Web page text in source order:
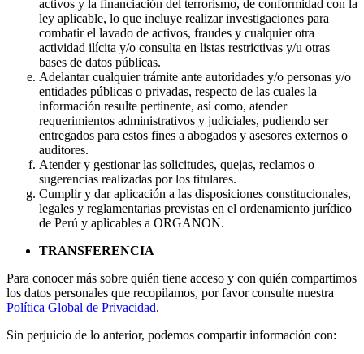
activos y la financiación del terrorismo, de conformidad con la
ley aplicable, lo que incluye realizar investigaciones para
combatir el lavado de activos, fraudes y cualquier otra
actividad ilícita y/o consulta en listas restrictivas y/u otras
bases de datos públicas.
Adelantar cualquier trámite ante autoridades y/o personas y/o
entidades públicas o privadas, respecto de las cuales la
información resulte pertinente, así como, atender
requerimientos administrativos y judiciales, pudiendo ser
entregados para estos fines a abogados y asesores externos o
auditores.
Atender y gestionar las solicitudes, quejas, reclamos o
sugerencias realizadas por los titulares.
Cumplir y dar aplicación a las disposiciones constitucionales,
legales y reglamentarias previstas en el ordenamiento jurídico
de Perú y aplicables a ORGANON.
TRANSFERENCIA
Para conocer más sobre quién tiene acceso y con quién compartimos
los datos personales que recopilamos, por favor consulte nuestra
Política Global de Privacidad.
Sin perjuicio de lo anterior, podemos compartir información con: